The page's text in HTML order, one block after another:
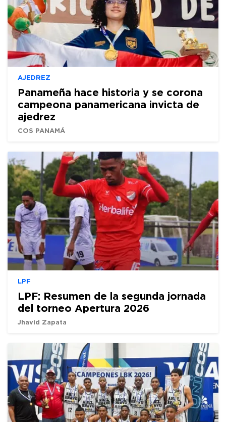
AJEDREZ
Panameña hace historia y se corona
campeona panamericana invicta de
ajedrez
COS PANAMÁ
LPF
LPF: Resumen de la segunda jornada
del torneo Apertura 2026
Jhavid Zapata